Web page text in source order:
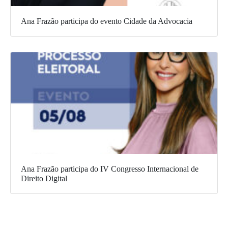
Ana Frazão participa do evento Cidade da Advocacia
Ana Frazão participa do IV Congresso Internacional de
Direito Digital